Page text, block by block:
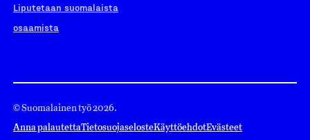
Liputetaan suomalaista
osaamista
© Suomalainen työ 2026.
Anna palautettaTietosuojaselosteKäyttöehdotEvästeet